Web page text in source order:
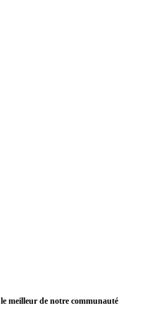
08:21 - 2022/11/08
meilleur de notre communauté